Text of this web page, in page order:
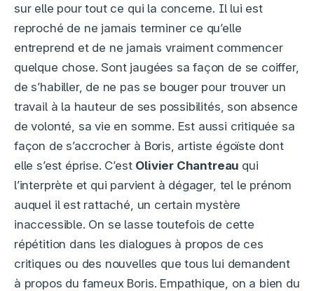
sur elle pour tout ce qui la concerne. Il lui est
reproché de ne jamais terminer ce qu’elle
entreprend et de ne jamais vraiment commencer
quelque chose. Sont jaugées sa façon de se coiffer,
de s’habiller, de ne pas se bouger pour trouver un
travail à la hauteur de ses possibilités, son absence
de volonté, sa vie en somme. Est aussi critiquée sa
façon de s’accrocher à Boris, artiste égoïste dont
elle s’est éprise. C’est Olivier Chantreau qui
l’interprète et qui parvient à dégager, tel le prénom
auquel il est rattaché, un certain mystère
inaccessible. On se lasse toutefois de cette
répétition dans les dialogues à propos de ces
critiques ou des nouvelles que tous lui demandent
à propos du fameux Boris. Empathique, on a bien du